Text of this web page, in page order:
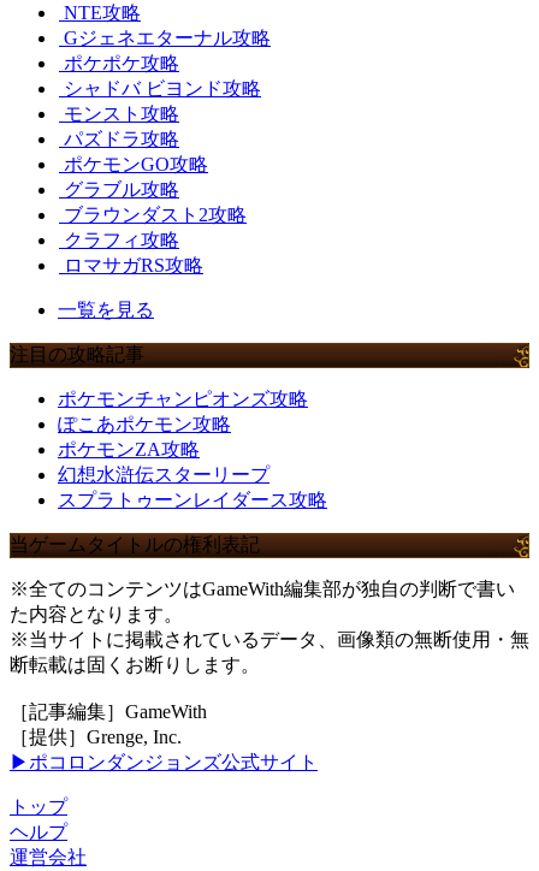
NTE攻略
Gジェネエターナル攻略
ポケポケ攻略
シャドバ ビヨンド攻略
モンスト攻略
パズドラ攻略
ポケモンGO攻略
グラブル攻略
ブラウンダスト2攻略
クラフィ攻略
ロマサガRS攻略
一覧を見る
注目の攻略記事
ポケモンチャンピオンズ攻略
ぽこあポケモン攻略
ポケモンZA攻略
幻想水滸伝スターリープ
スプラトゥーンレイダース攻略
当ゲームタイトルの権利表記
※全てのコンテンツはGameWith編集部が独自の判断で書い
た内容となります。
※当サイトに掲載されているデータ、画像類の無断使用・無
断転載は固くお断りします。
［記事編集］GameWith
［提供］Grenge, Inc.
▶ポコロンダンジョンズ公式サイト
トップ
ヘルプ
運営会社